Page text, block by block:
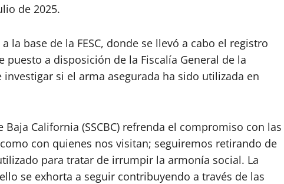
de 2025.
la base de la FESC, donde se llevó a cabo el registro
a disposición de la Fiscalía General de la
investigar si el arma asegurada ha sido utilizada en
California (SSCBC) refrenda el compromiso con las
con quienes nos visitan; seguiremos retirando de
para tratar de irrumpir la armonía social. La
se exhorta a seguir contribuyendo a través de las